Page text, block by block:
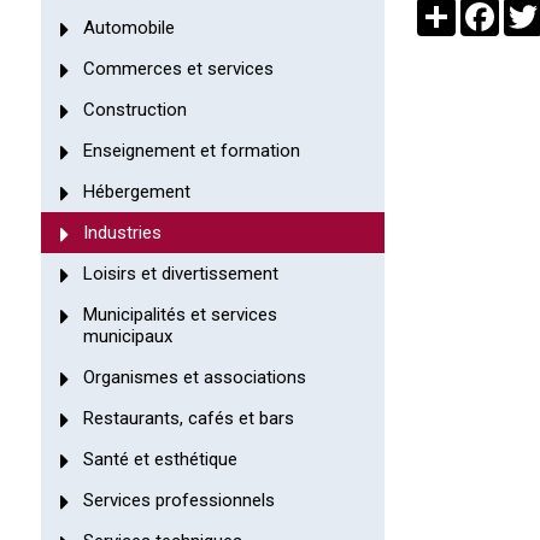
Automobile
Commerces et services
Construction
Enseignement et formation
Hébergement
Industries
Loisirs et divertissement
Municipalités et services
municipaux
Organismes et associations
Restaurants, cafés et bars
Santé et esthétique
Services professionnels
Partager